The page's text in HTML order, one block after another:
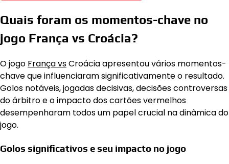
Quais foram os momentos-chave no
jogo França vs Croácia?
O jogo França vsCroácia apresentou vários momentos-
chave que influenciaram significativamente o resultado.
Golos notáveis, jogadas decisivas, decisões controversas
do árbitro e o impacto dos cartões vermelhos
desempenharam todos um papel crucial na dinâmica do
jogo.
Golos significativos e seu impacto no jogo